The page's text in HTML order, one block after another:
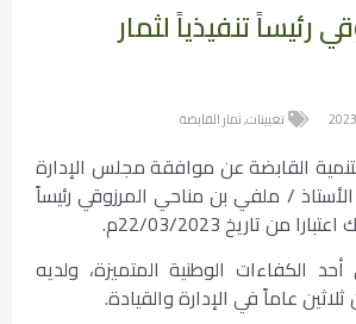
رئيساً تنفيذياً لثمار
تعيينات,ثمار القابضة
القابضة عن موافقة مجلس الإدارة
/ ملفي بن مناحي المرزوقي رئيساً
من تاريخ 22/03/2023م.
أحد الكفاءات الوطنية المتميزة، ولديه
عاماً في الإدارة والقيادة.